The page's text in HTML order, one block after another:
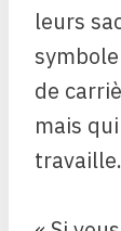
leurs
de
mais
travaille.